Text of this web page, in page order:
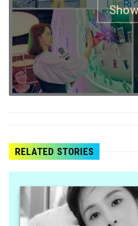
RELATED STORIES